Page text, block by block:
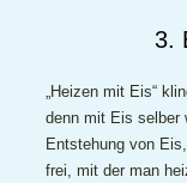
3.
„Heizen mit Eis“
denn mit Eis selber
Entstehung von
frei, mit der man